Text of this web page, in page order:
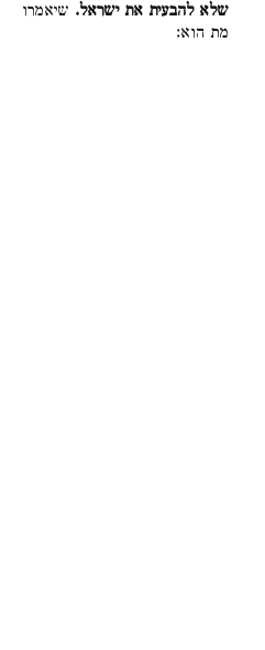
שלא להבעית את ישראל. שיאמרו
מת הוא: